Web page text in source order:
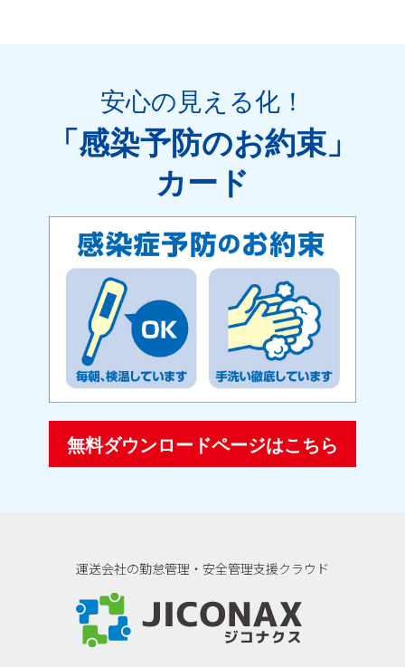
安心の見える化！
「感染予防のお約束」
カード
無料ダウンロードページはこちら
運送会社の勤怠管理・安全管理支援クラウド